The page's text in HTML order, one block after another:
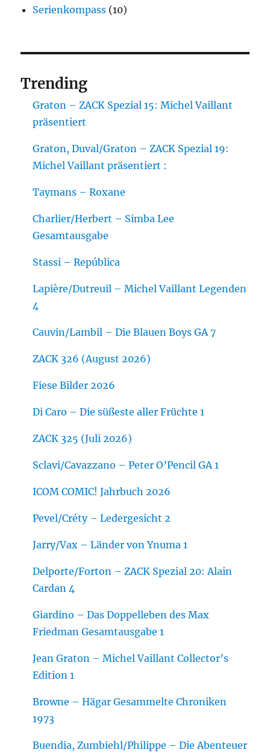
Serienkompass (10)
Trending
Graton – ZACK Spezial 15: Michel Vaillant
präsentiert
Graton, Duval/Graton – ZACK Spezial 19:
Michel Vaillant präsentiert :
Taymans – Roxane
Charlier/Herbert – Simba Lee
Gesamtausgabe
Stassi – República
Lapière/Dutreuil – Michel Vaillant Legenden
4
Cauvin/Lambil – Die Blauen Boys GA 7
ZACK 326 (August 2026)
Fiese Bilder 2026
Di Caro – Die süßeste aller Früchte 1
ZACK 325 (Juli 2026)
Sclavi/Cavazzano – Peter O’Pencil GA 1
ICOM COMIC! Jahrbuch 2026
Pevel/Créty – Ledergesicht 2
Jarry/Vax – Länder von Ynuma 1
Delporte/Forton – ZACK Spezial 20: Alain
Cardan 4
Giardino – Das Doppelleben des Max
Friedman Gesamtausgabe 1
Jean Graton – Michel Vaillant Collector’s
Edition 1
Browne – Hägar Gesammelte Chroniken
1973
Buendia, Zumbiehl/Philippe – Die Abenteuer